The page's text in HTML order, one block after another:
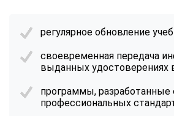
регулярное обновление
своевременная передача
выданных
программы, разработанные
профессиональных